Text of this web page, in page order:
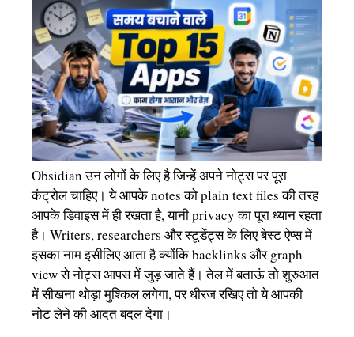
Obsidian उन लोगों के लिए है जिन्हें अपने नोट्स पर पूरा
कंट्रोल चाहिए। ये आपके notes को plain text files की तरह
आपके डिवाइस में ही रखता है, यानी privacy का पूरा ध्यान रहता
है। Writers, researchers और स्टूडेंट्स के लिए बेस्ट ऐप्स में
इसका नाम इसीलिए आता है क्योंकि backlinks और graph
view से नोट्स आपस में जुड़ जाते हैं। तेल में बताऊं तो शुरुआत
में सीखना थोड़ा मुश्किल लगेगा, पर धीरज रखिए तो ये आपकी
नोट लेने की आदत बदल देगा।